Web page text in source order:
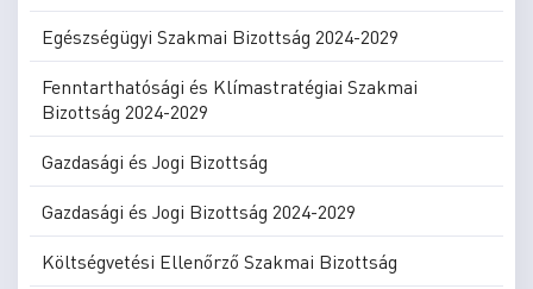
Egészségügyi Szakmai Bizottság 2024-2029
Fenntarthatósági és Klímastratégiai Szakmai
Bizottság 2024-2029
Gazdasági és Jogi Bizottság
Gazdasági és Jogi Bizottság 2024-2029
Költségvetési Ellenőrző Szakmai Bizottság